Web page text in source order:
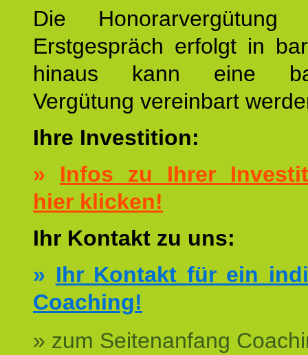
Die
Erstgespräch erfolgt in
hinaus kann eine
Vergütung vereinbart
Ihre Investition:
» Infos zu Ihrer
hier klicken!
Ihr Kontakt zu uns:
» Ihr Kontakt für ein
Coaching!
» zum Seitenanfang